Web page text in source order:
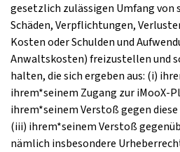
gesetzlich zulässigen Umfang von
Schäden, Verpflichtungen,
Kosten oder Schulden und
Anwaltskosten) freizustellen und
halten, die sich ergeben aus: (i)
ihrem*seinem Zugang zur iMooX-
ihrem*seinem Verstoß gegen
(iii) ihrem*seinem Verstoß
nämlich insbesondere